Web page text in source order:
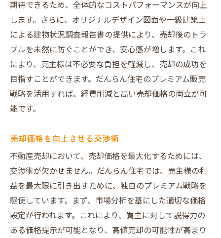
期待できるため、全体的なコストパフォーマンスが向上
します。さらに、オリジナルデザイン図面や一級建築士
による建物状況調査報告書の提供により、売却後のトラ
ブルを未然に防ぐことができ、安心感が増します。これ
により、売主様は不必要な負担を軽減し、売却の成功を
目指すことができます。だんらん住宅のプレミアム販売
戦略を活用すれば、経費削減と高い売却価格の両立が可
能です。
売却価格を向上させる交渉術
不動産売却において、売却価格を最大化するためには、
交渉術が欠かせません。だんらん住宅では、売主様の利
益を最大限に引き出すために、独自のプレミアム戦略を
駆使しています。まず、市場分析を基にした適切な価格
設定が行われます。これにより、買主に対して説得力の
ある価格提示が可能となり、高値売却の可能性が高まり